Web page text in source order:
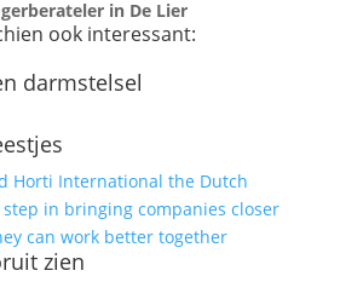
in De Lier
ook interessant:
darmstelsel
zien